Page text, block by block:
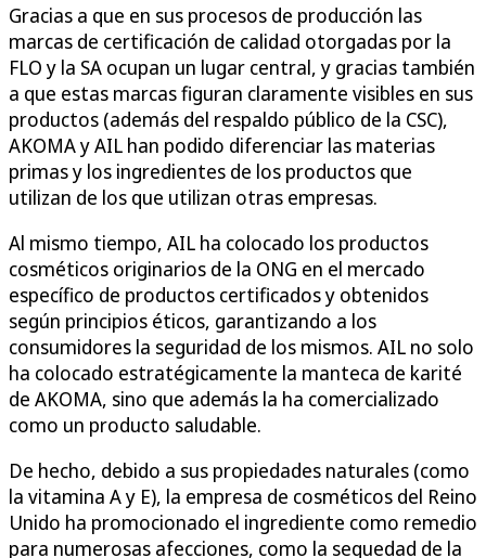
Gracias a que en sus procesos de producción las
marcas de certificación de calidad otorgadas por la
FLO y la SA ocupan un lugar central, y gracias también
a que estas marcas figuran claramente visibles en sus
productos (además del respaldo público de la CSC),
AKOMA y AIL han podido diferenciar las materias
primas y los ingredientes de los productos que
utilizan de los que utilizan otras empresas.
Al mismo tiempo, AIL ha colocado los productos
cosméticos originarios de la ONG en el mercado
específico de productos certificados y obtenidos
según principios éticos, garantizando a los
consumidores la seguridad de los mismos. AIL no solo
ha colocado estratégicamente la manteca de karité
de AKOMA, sino que además la ha comercializado
como un producto saludable.
De hecho, debido a sus propiedades naturales (como
la vitamina A y E), la empresa de cosméticos del Reino
Unido ha promocionado el ingrediente como remedio
para numerosas afecciones, como la sequedad de la